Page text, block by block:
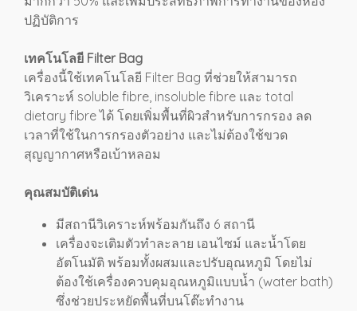
ปฏิบัติการ
เทคโนโลยี Filter Bag
เครื่องนี้ใช้เทคโนโลยี Filter Bag ที่ช่วยให้สามารถ
วิเคราะห์ soluble fibre, insoluble fibre และ total
dietary fibre ได้ โดยเพิ่มพื้นที่ผิวสำหรับการกรอง ลด
เวลาที่ใช้ในการกรองตัวอย่าง และไม่ต้องใช้ขวด
สุญญากาศหรือเบ้าหลอม
คุณสมบัติเด่น
มีสถานีวิเคราะห์พร้อมกันถึง 6 สถานี
เครื่องจะเติมตัวทำละลาย เอนไซม์ และน้ำโดย
อัตโนมัติ พร้อมทั้งผสมและปรับอุณหภูมิ โดยไม่
ต้องใช้เครื่องควบคุมอุณหภูมิแบบน้ำ (water bath)
ซึ่งช่วยประหยัดพื้นที่บนโต๊ะทำงาน